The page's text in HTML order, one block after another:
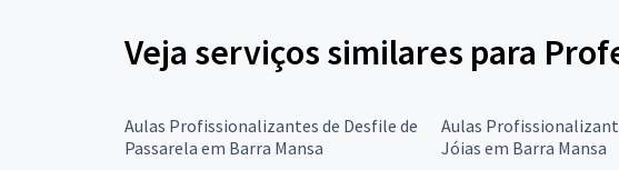
Veja serviços similares para
Aulas Profissionalizantes de Desfile de
Passarela em Barra Mansa
Aulas
Jóias em Barra Mansa